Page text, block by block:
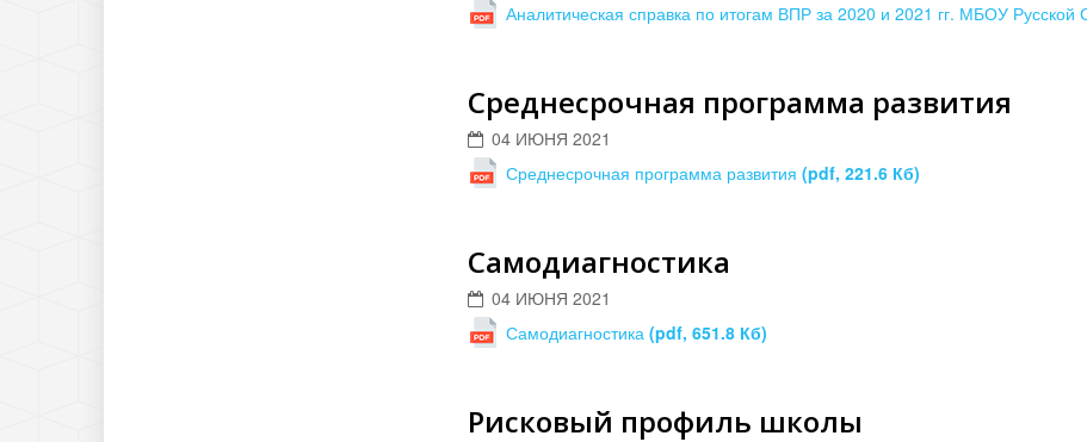
Аналитическая справка по итогам ВПР за 2020 и 2021 гг. МБОУ
Среднесрочная программа развития
04 ИЮНЯ 2021
Среднесрочная программа развития (pdf, 221.6 Кб)
Самодиагностика
04 ИЮНЯ 2021
Самодиагностика (pdf, 651.8 Кб)
Рисковый профиль школы